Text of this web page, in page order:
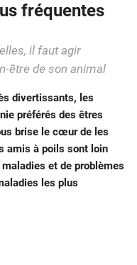
fréquentes
il faut agir
être de son animal
divertissants, les
préférés des êtres
brise le cœur de les
amis à poils sont loin
et de problèmes
les plus